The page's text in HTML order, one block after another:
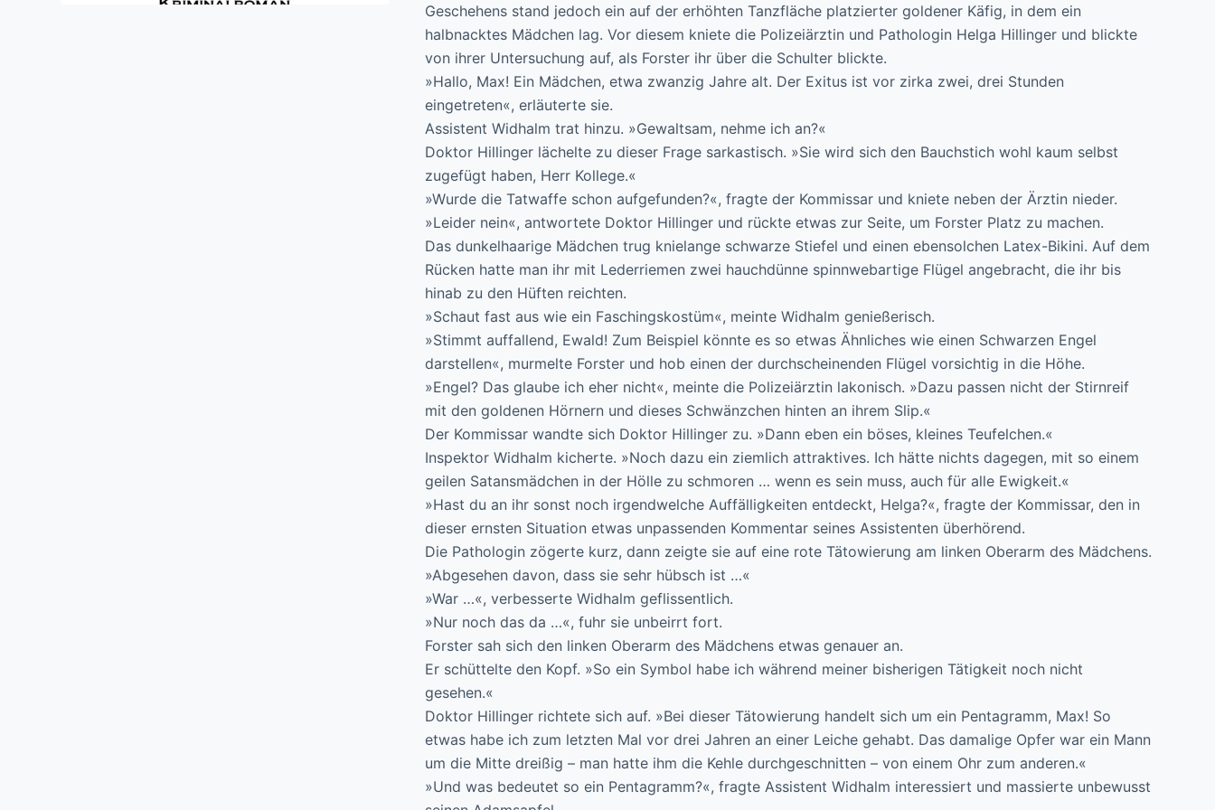
Geschehens stand jedoch ein auf der erhöhten Tanzfläche platzierter goldener Käfig, in dem ein
halbnacktes Mädchen lag. Vor diesem kniete die Polizeiärztin und Pathologin Helga Hillinger und blickte
von ihrer Untersuchung auf, als Forster ihr über die Schulter blickte.
»Hallo, Max! Ein Mädchen, etwa zwanzig Jahre alt. Der Exitus ist vor zirka zwei, drei Stunden
eingetreten«, erläuterte sie.
Assistent Widhalm trat hinzu. »Gewaltsam, nehme ich an?«
Doktor Hillinger lächelte zu dieser Frage sarkastisch. »Sie wird sich den Bauchstich wohl kaum selbst
zugefügt haben, Herr Kollege.«
»Wurde die Tatwaffe schon aufgefunden?«, fragte der Kommissar und kniete neben der Ärztin nieder.
»Leider nein«, antwortete Doktor Hillinger und rückte etwas zur Seite, um Forster Platz zu machen.
Das dunkelhaarige Mädchen trug knielange schwarze Stiefel und einen ebensolchen Latex-Bikini. Auf dem
Rücken hatte man ihr mit Lederriemen zwei hauchdünne spinnwebartige Flügel angebracht, die ihr bis
hinab zu den Hüften reichten.
»Schaut fast aus wie ein Faschingskostüm«, meinte Widhalm genießerisch.
»Stimmt auffallend, Ewald! Zum Beispiel könnte es so etwas Ähnliches wie einen Schwarzen Engel
darstellen«, murmelte Forster und hob einen der durchscheinenden Flügel vorsichtig in die Höhe.
»Engel? Das glaube ich eher nicht«, meinte die Polizeiärztin lakonisch. »Dazu passen nicht der Stirnreif
mit den goldenen Hörnern und dieses Schwänzchen hinten an ihrem Slip.«
Der Kommissar wandte sich Doktor Hillinger zu. »Dann eben ein böses, kleines Teufelchen.«
Inspektor Widhalm kicherte. »Noch dazu ein ziemlich attraktives. Ich hätte nichts dagegen, mit so einem
geilen Satansmädchen in der Hölle zu schmoren … wenn es sein muss, auch für alle Ewigkeit.«
»Hast du an ihr sonst noch irgendwelche Auffälligkeiten entdeckt, Helga?«, fragte der Kommissar, den in
dieser ernsten Situation etwas unpassenden Kommentar seines Assistenten überhörend.
Die Pathologin zögerte kurz, dann zeigte sie auf eine rote Tätowierung am linken Oberarm des Mädchens.
»Abgesehen davon, dass sie sehr hübsch ist …«
»War …«, verbesserte Widhalm geflissentlich.
»Nur noch das da …«, fuhr sie unbeirrt fort.
Forster sah sich den linken Oberarm des Mädchens etwas genauer an.
Er schüttelte den Kopf. »So ein Symbol habe ich während meiner bisherigen Tätigkeit noch nicht
gesehen.«
Doktor Hillinger richtete sich auf. »Bei dieser Tätowierung handelt sich um ein Pentagramm, Max! So
etwas habe ich zum letzten Mal vor drei Jahren an einer Leiche gehabt. Das damalige Opfer war ein Mann
um die Mitte dreißig – man hatte ihm die Kehle durchgeschnitten – von einem Ohr zum anderen.«
»Und was bedeutet so ein Pentagramm?«, fragte Assistent Widhalm interessiert und massierte unbewusst